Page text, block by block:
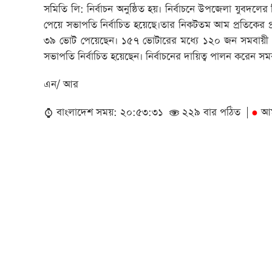
সমিতি লি: নির্বাচন অনুষ্ঠিত হয়। নির্বাচনে উপজেলা
পেয়ে সভাপতি নির্বাচিত হয়েছে।তার নিকটতম আম প্রতিকের
৩৯ ভোট পেয়েছেন। ১৫৭ ভোটারের মধ্যে ১২০ জন সমবায়ী
সভাপতি নির্বাচিত হয়েছেন। নির্বাচনের দায়িত্ব পালন করেন
এন/ আর
বাংলাদেশ সময়: ২০:৫৩:৩১
২২৯ বার পঠিত | ●